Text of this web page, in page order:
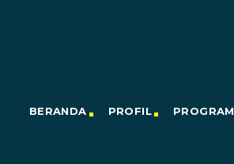
BERANDA PROFIL PROGRAM